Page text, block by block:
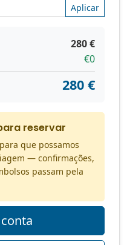
Aplicar
280 €
€0
280 €
reservar
que possamos
— confirmações,
passam pela